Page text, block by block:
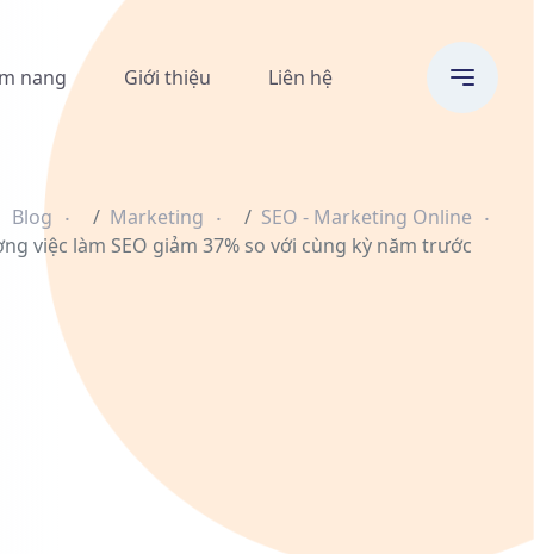
nang Giới thiệu Liên hệ
Blog Marketing
SEO - Marketing Online
việc làm SEO giảm 37% so với cùng kỳ năm trước